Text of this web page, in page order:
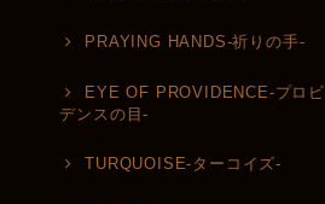
PRAYING HANDS-祈りの手-
EYE OF PROVIDENCE-プロビ
デンスの目-
TURQUOISE-ターコイズ-